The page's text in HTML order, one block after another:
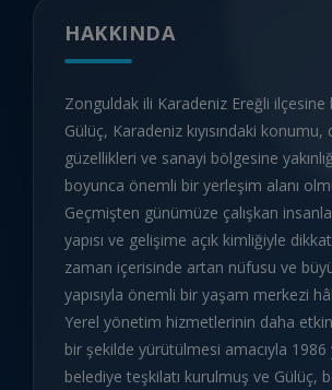
HAKKINDA
Zonguldak ili Karadeniz Ereğli ilçesine
Gülüç, Karadeniz kıyısındaki konumu,
güzellikleri ve sanayi bölgesine
boyunca önemli bir yerleşim alanı
Geçmişten günümüze çalışkan
yapısı ve gelişime açık kimliğiyle
zaman içerisinde artan nüfusu ve
yapısıyla önemli bir yaşam merkezi
Yerel yönetim hizmetlerinin daha
bir şekilde yürütülmesi amacıyla 1986
belediye teşkilatı kurulmuş ve Gülüç,